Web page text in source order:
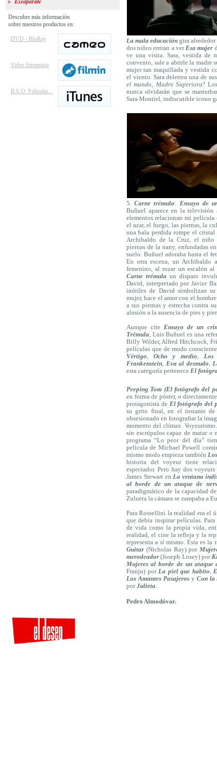
Descubre más información
sobre nuestros productos en:
DVD - BluRay
Video Streaming
B.S.O. Películas...
La mala educación gira
dos niños entran a verEsa mujer
ve una visita. Sara, vestida de
convento, sale a abrirle la madre
mujer tan maquillada y vestida
el viento. Sara deletrea una de
el mundo, Madre Superiora?
nunca olvidarán que se
Sara Montiel, indiscutible icono
5.Carne trémula: Ensayo de
Buñuel aparece en la
elementos relacionan mi película
el azar, el fuego, las piernas, la
una bala perdida rompe el
Archibaldo de la Cruz, el niño
piernas de la nany, enfundadas
suelo. Buñuel adoraba hasta el
En otra escena, un Archibaldo
femenino, al rozar un escalón
Carne trémula un disparo
David, interpretado por Javier
inútiles de David simbolizan
mujer, hace el amor con el
a sus piernas y estrecha contra
alusión a la ausencia de pies y
Aunque citeEnsayo de un
Trémula, Luis Buñuel es una
Billy Wilder, Alfred Hitchcock,
películas que de modo
Vértigo, Ocho y medio, Los
Frankenstein, Eva al desnudo,
esta categoría pertenece El
Peeping Tom (El fotógrafo del
en forma de póster, o
protagonista de El fotógrafo del
su grito final, en el instante de
obsesionado en fotografiar la
momento del clímax.
sin escrúpulos capaz de matar o
programa “Lo peor del día”
película de Michael Powell
mismo modo empieza también
historia del voyeur tiene
espectador. Pero hay dos
James Stewart enLa ventana
al borde de un ataque de
paradigmático de la capacidad
Zulueta la cámara se zampaba a
Para Rossellini la realidad era el
que debía inspirar películas.
de vida como la propia vida,
realidad, el cine la refleja y la
representa a sí mismo. Esta es
Guitar (Nicholas Ray) por
merodeador (Joseph Losey) por
Mujeres al borde de un ataque
Franju) porLa piel que habito,
Los Amantes Pasajerosy Con la
porJulieta.
Pedro Almodóvar.